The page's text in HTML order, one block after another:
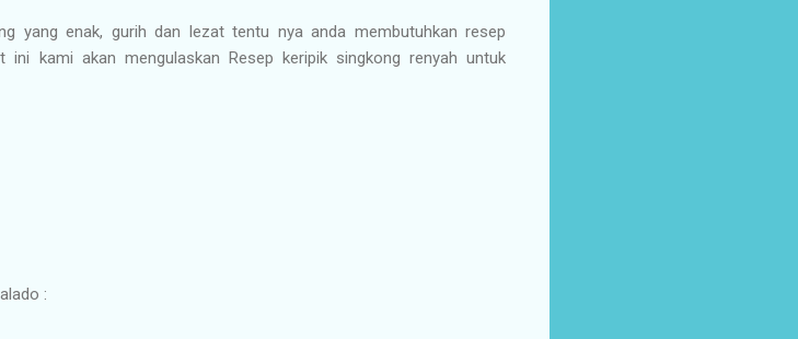
yang enak, gurih dan lezat tentu nya anda membutuhkan resep
ini kami akan mengulaskan Resep keripik singkong renyah untuk
: